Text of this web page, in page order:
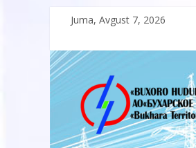
content
Juma, Avgust 7, 2026
“Buxoro
hududiy